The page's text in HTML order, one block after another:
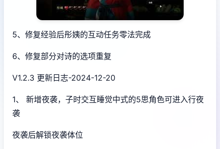
5、修复经验后彤姨的互动任务零法完成
6、修复部分对诗的选项重复
V1.2.3 更新日志-2024-12-20
1、 新增夜袭，子时交互睡觉中式的5思角色可进入行夜
袭
夜袭后解锁夜袭体位